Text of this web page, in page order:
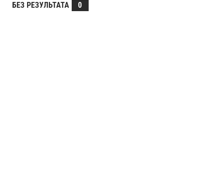
БЕЗ РЕЗУЛЬТАТА
0